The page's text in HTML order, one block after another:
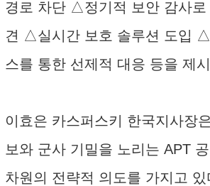
경로 차단 △정기적 보안 감사로
견 △실시간 보호 솔루션 도입
스를 통한 선제적 대응 등을 제
이효은 카스퍼스키 한국지사장
보와 군사 기밀을 노리는 APT
차원의 전략적 의도를 가지고 있